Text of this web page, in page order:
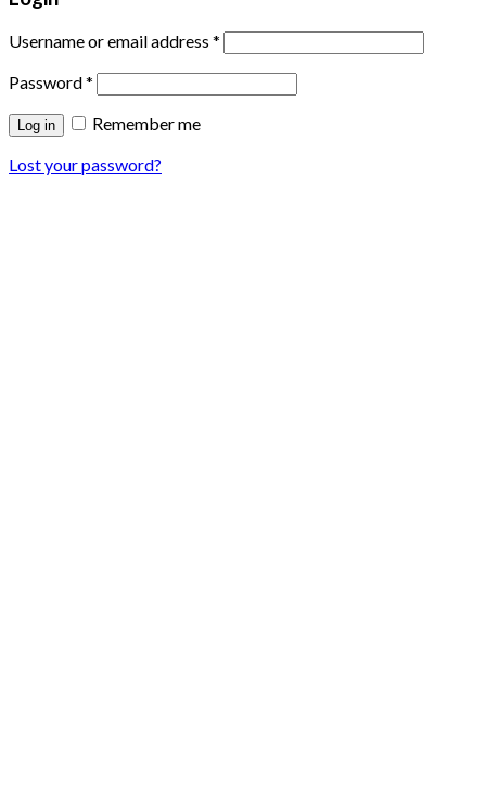
Username or email address *
Password*
Log in
Remember me
Lost your password?